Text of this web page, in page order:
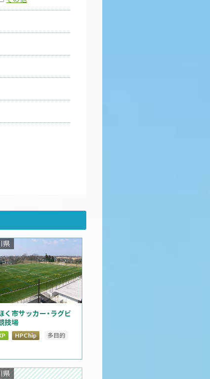
く市サッカー・ラグビ
技場
県
HPChip 多目的
県